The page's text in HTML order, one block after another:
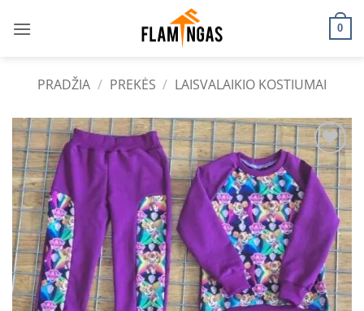
0
PRADŽIA / PREKĖS / LAISVALAIKIO KOSTIUMAI
Add to
wishlist